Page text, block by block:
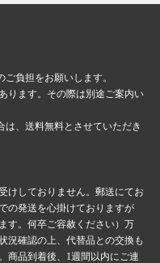
負担をお願いします。
ります。その際は別途ご案内い
は、送料無料とさせていただき
けしておりません。郵送にてお
の発送を心掛けておりますが
す。何卒ご容赦ください）万
況確認の上、代替品との交換も
商品到着後、1週間以内にご連